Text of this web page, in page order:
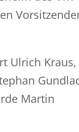
Ulrich Kraus,
Martin